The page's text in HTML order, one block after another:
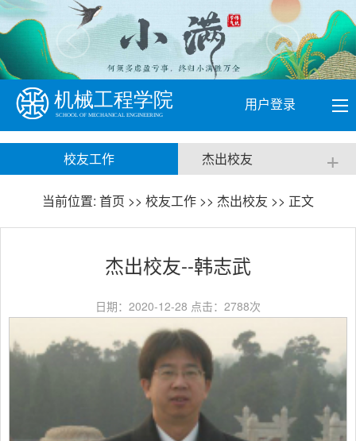
用户登录
校友工作 杰出校友 +
当前位置: 首页 >> 校友工作 >> 杰出校友 >> 正文
杰出校友--韩志武
日期：2020-12-28 点击： 2788次